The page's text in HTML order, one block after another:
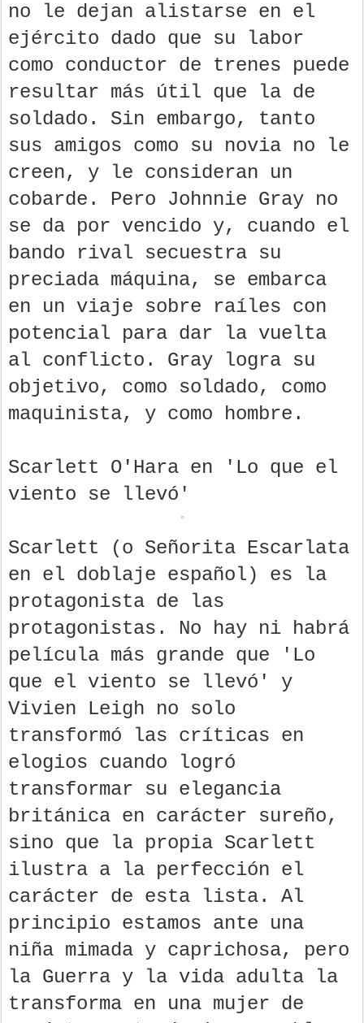
no le dejan alistarse en el
ejército dado que su labor
como conductor de trenes puede
resultar más útil que la de
soldado. Sin embargo, tanto
sus amigos como su novia no le
creen, y le consideran un
cobarde. Pero Johnnie Gray no
se da por vencido y, cuando el
bando rival secuestra su
preciada máquina, se embarca
en un viaje sobre raíles con
potencial para dar la vuelta
al conflicto. Gray logra su
objetivo, como soldado, como
maquinista, y como hombre.
Scarlett O'Hara en 'Lo que el
viento se llevó'
Scarlett (o Señorita Escarlata
en el doblaje español) es la
protagonista de las
protagonistas. No hay ni habrá
película más grande que 'Lo
que el viento se llevó' y
Vivien Leigh no solo
transformó las críticas en
elogios cuando logró
transformar su elegancia
británica en carácter sureño,
sino que la propia Scarlett
ilustra a la perfección el
carácter de esta lista. Al
principio estamos ante una
niña mimada y caprichosa, pero
la Guerra y la vida adulta la
transforma en una mujer de